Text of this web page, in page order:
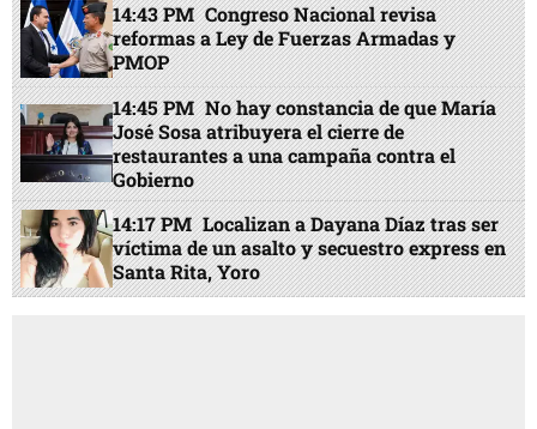
14:43 PM Congreso Nacional revisa
reformas a Ley de Fuerzas Armadas y
PMOP
14:45 PM No hay constancia de que María
José Sosa atribuyera el cierre de
restaurantes a una campaña contra el
Gobierno
14:17 PM Localizan a Dayana Díaz tras ser
víctima de un asalto y secuestro express en
Santa Rita, Yoro